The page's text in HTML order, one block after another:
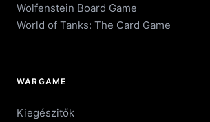
Wolfenstein Board Game
World of Tanks: The Card Game
WARGAME
Kiegészitők